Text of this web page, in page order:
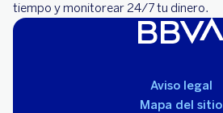
tiempo y monitorear 24/7 tu dinero.
Aviso legal
Mapa del sitio